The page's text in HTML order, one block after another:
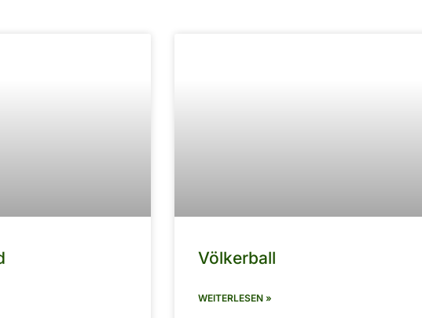
Völkerball
WEITERLESEN »